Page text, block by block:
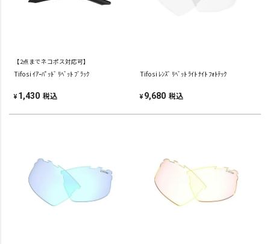
【2点までネコポス対応可】
Tifosi ｲｱｰﾊﾟｯﾄﾞ ﾘﾍﾞｯﾄ ﾌﾞﾗｯｸ
¥ 1,430 税込
Tifosi ﾚﾝｽﾞ ﾘﾍﾞｯﾄ ﾗｲﾄ ﾅｲﾄ ﾌｫﾄﾃｯｸ
¥ 9,680 税込